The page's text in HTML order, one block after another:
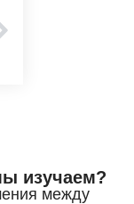
изучаем?
между